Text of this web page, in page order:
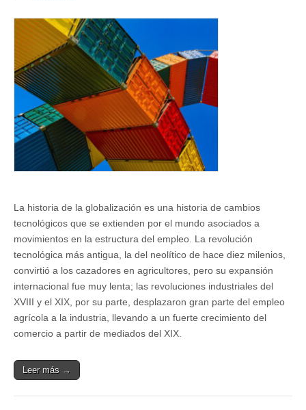
La historia de la globalización es una historia de cambios
tecnológicos que se extienden por el mundo asociados a
movimientos en la estructura del empleo. La revolución
tecnológica más antigua, la del neolítico de hace diez milenios,
convirtió a los cazadores en agricultores, pero su expansión
internacional fue muy lenta; las revoluciones industriales del
XVIII y el XIX, por su parte, desplazaron gran parte del empleo
agrícola a la industria, llevando a un fuerte crecimiento del
comercio a partir de mediados del XIX.
Leer más →